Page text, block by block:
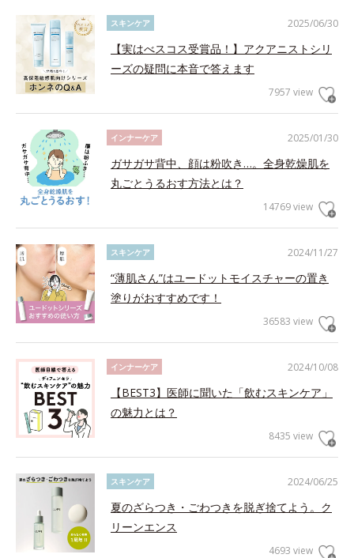
2025/06/30
スキンケア
【実はべスコス受賞品！】アクアニストシリ
ーズの疑問に本音で答えます
7957 view
2025/01/30
インナーケア
ガサガサ背中、顔は粉吹き…。全身乾燥肌を
丸ごとうるおす方法とは？
14769 view
2024/11/27
スキンケア
“薄肌さん”はユードットモイスチャーの置き
塗りがおすすめです！
36583 view
2024/10/08
インナーケア
【BEST3】医師に聞いた「飲むスキンケア」
の魅力とは？
8435 view
2024/06/25
スキンケア
夏のざらつき・ごわつきを脱ぎ捨てよう。ク
リーンエンス
4693 view